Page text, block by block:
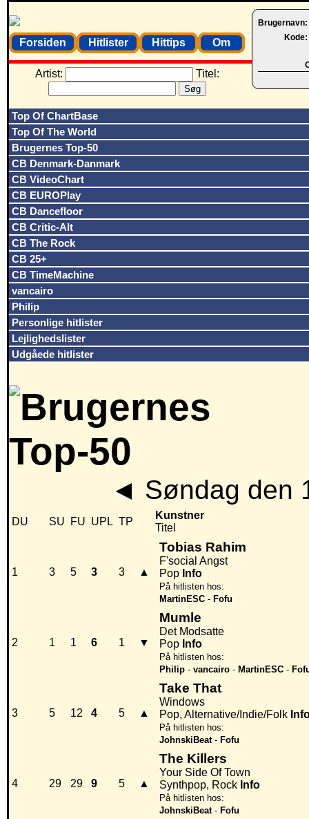
Brugernavn:
Kode:
Forsiden Hitlister Hittips Om
Artist: Titel:
Top Of ChartBase
Top Of The World
Brugernes Top-50
CB Denmark-Danmark
CB VideoChart
CB EUROPlay
CB Dancefloor
CB Critic-Alt
CB The Rock
CB 25+
CB TimeMachine
vancairo
Philip
Personlige hitlister
Lejlighedslister
Udgåede hitlister
◄ Søndag den
DU SU FU UPL TP
Kunstner
Titel
1 3 5 3 3 ▲
Tobias Rahim
F'social Angst
Pop Info
På hitlisten hos:
MartinESC - Fofu
2 1 1 6 1 ▼
Mumle
Det Modsatte
Pop Info
På hitlisten hos:
Philip - vancairo - MartinESC -
3 5 12 4 5 ▲
Take That
Windows
Pop, Alternative/Indie/Folk
På hitlisten hos:
JohnskiBeat- Fofu
4 29 29 9 5 ▲
The Killers
Your Side Of Town
Synthpop, Rock Info
På hitlisten hos:
JohnskiBeat- Fofu